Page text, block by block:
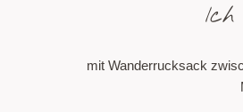
mit Wanderrucksack